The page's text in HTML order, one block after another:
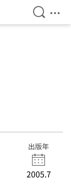
検索を
メ
出版年
2005.7